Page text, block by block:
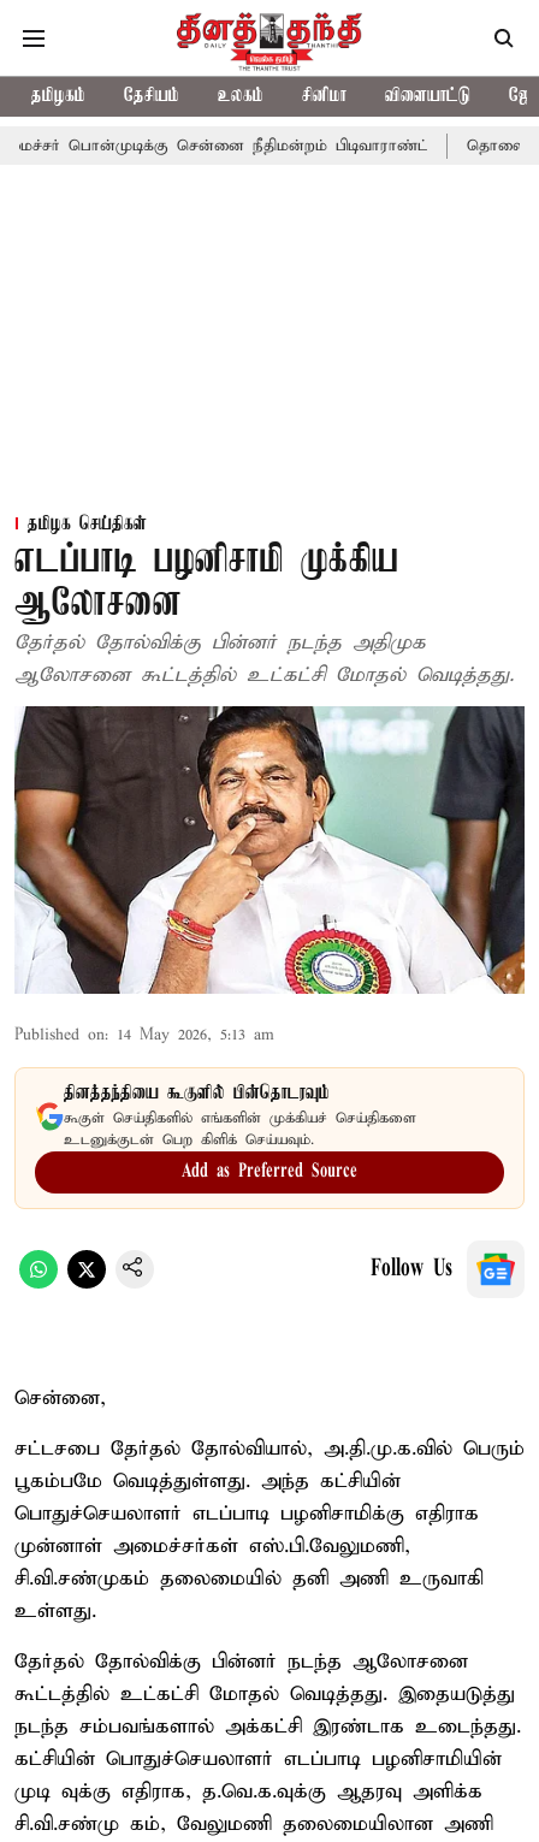
தமிழகம் தேசியம் உலகம் சினிமா விளையாட்டு
சென்னை நீதிமன்றம் பிடிவாராண்ட் தொலைநோக்கு
தமிழக செய்திகள்
எடப்பாடி பழனிசாமி முக்கிய
ஆலோசனை
தேர்தல் தோல்விக்கு பின்னர் நடந்த அதிமுக
ஆலோசனை கூட்டத்தில் உட்கட்சி மோதல் வெடித்தது.
Published on: 14 May 2026, 5:13 am
தினத்தந்தியை கூகுளில் பின்தொடரவும்
கூகுள் செய்திகளில் எங்களின் முக்கியச் செய்திகளை
உடனுக்குடன் பெற கிளிக் செய்யவும்.
Add as Preferred Source
Follow Us
சென்னை,
சட்டசபை தேர்தல் தோல்வியால், அ.தி.மு.க.வில் பெரும்
பூகம்பமே வெடித்துள்ளது. அந்த கட்சியின்
பொதுச்செயலாளர் எடப்பாடி பழனிசாமிக்கு எதிராக
முன்னாள் அமைச்சர்கள் எஸ்.பி.வேலுமணி,
சி.வி.சண்முகம் தலைமையில் தனி அணி உருவாகி
உள்ளது.
தேர்தல் தோல்விக்கு பின்னர் நடந்த ஆலோசனை
கூட்டத்தில் உட்கட்சி மோதல் வெடித்தது. இதையடுத்து
நடந்த சம்பவங்களால் அக்கட்சி இரண்டாக உடைந்தது.
கட்சியின் பொதுச்செயலாளர் எடப்பாடி பழனிசாமியின்
முடி வுக்கு எதிராக, த.வெ.க.வுக்கு ஆதரவு அளிக்க
சி.வி.சண்மு கம், வேலுமணி தலைமையிலான அணி